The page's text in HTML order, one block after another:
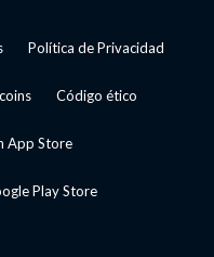
Política de Privacidad
Código ético
App Store
Play Store